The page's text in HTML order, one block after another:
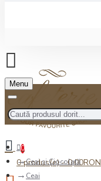
Menu
0
0 produs(e) - 0,00RON
Ceai şi Ciocolată
Ceai